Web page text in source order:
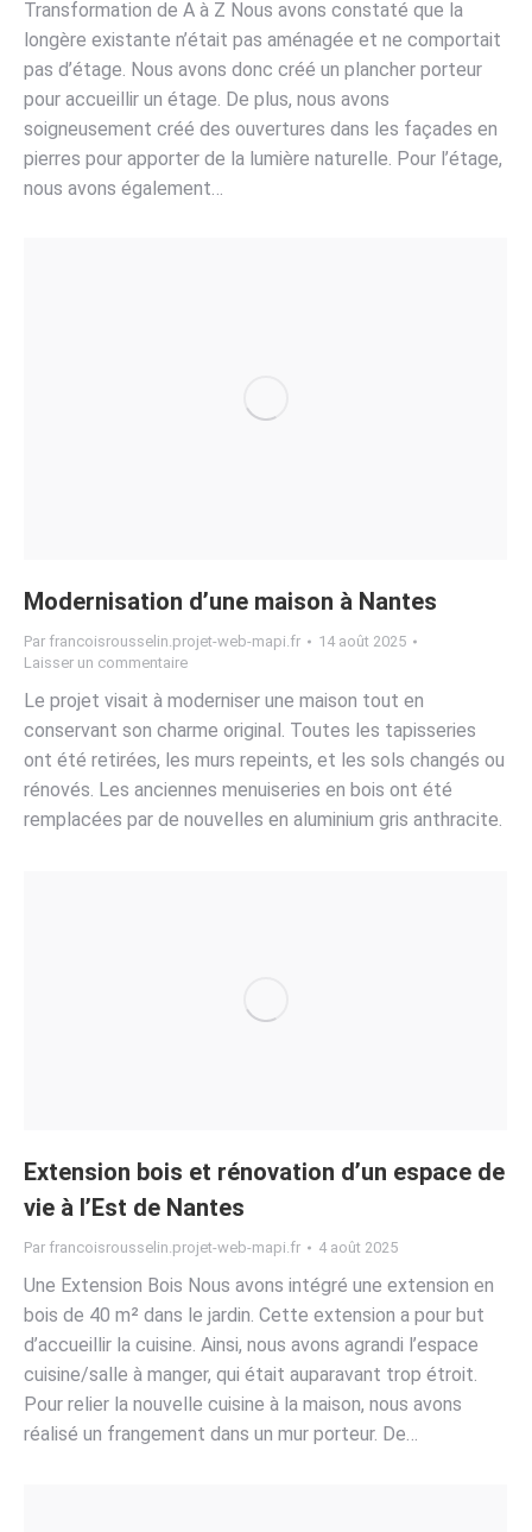
Transformation de A à Z Nous avons constaté que la
longère existante n’était pas aménagée et ne comportait
pas d’étage. Nous avons donc créé un plancher porteur
pour accueillir un étage. De plus, nous avons
soigneusement créé des ouvertures dans les façades en
pierres pour apporter de la lumière naturelle. Pour l’étage,
nous avons également…
Modernisation d’une maison à Nantes
Par francoisrousselin.projet-web-mapi.fr
14 août 2025
Laisser un commentaire
Le projet visait à moderniser une maison tout en
conservant son charme original. Toutes les tapisseries
ont été retirées, les murs repeints, et les sols changés ou
rénovés. Les anciennes menuiseries en bois ont été
remplacées par de nouvelles en aluminium gris anthracite.
Extension bois et rénovation d’un espace de
vie à l’Est de Nantes
Par francoisrousselin.projet-web-mapi.fr 4 août 2025
Une Extension Bois Nous avons intégré une extension en
bois de 40 m² dans le jardin. Cette extension a pour but
d’accueillir la cuisine. Ainsi, nous avons agrandi l’espace
cuisine/salle à manger, qui était auparavant trop étroit.
Pour relier la nouvelle cuisine à la maison, nous avons
réalisé un frangement dans un mur porteur. De…